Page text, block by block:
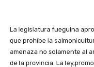
La legislatura fueguina
que prohíbe la
amenaza no solamente al
de la provincia. La